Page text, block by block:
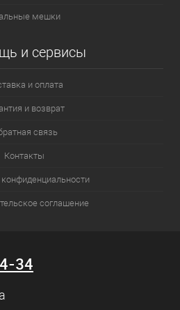
мешки
и сервисы
и оплата
и возврат
связь
Контакты
соглашение
34